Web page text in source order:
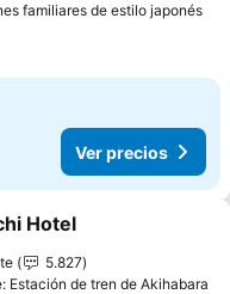
familiares de estilo japonés
Ver precios
a favoritos
Hotel
5.827
Estación de tren de Akihabara